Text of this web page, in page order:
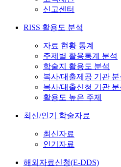
신고센터
RISS 활용도 분석
자료 현황 통계
주제별 활용통계 분석
학술지 활용도 분석
복사/대출제공 기관 분
복사/대출신청 기관 분
활용도 높은 주제
최신/인기 학술자료
최신자료
인기자료
해외자료신청(E-DDS)